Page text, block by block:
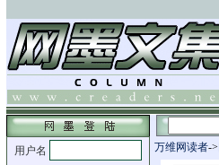
万维网读者->